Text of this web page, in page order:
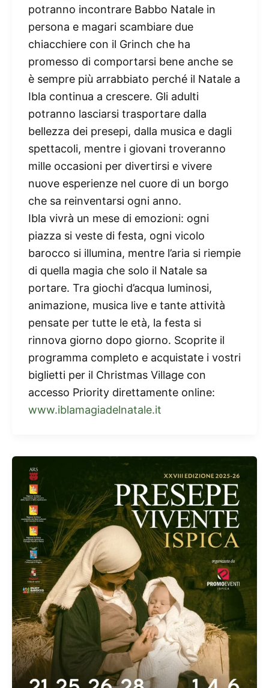
potranno incontrare Babbo Natale in
persona e magari scambiare due
chiacchiere con il Grinch che ha
promesso di comportarsi bene anche se
è sempre più arrabbiato perché il Natale a
Ibla continua a crescere. Gli adulti
potranno lasciarsi trasportare dalla
bellezza dei presepi, dalla musica e dagli
spettacoli, mentre i giovani troveranno
mille occasioni per divertirsi e vivere
nuove esperienze nel cuore di un borgo
che sa reinventarsi ogni anno.
Ibla vivrà un mese di emozioni: ogni
piazza si veste di festa, ogni vicolo
barocco si illumina, mentre l’aria si riempie
di quella magia che solo il Natale sa
portare. Tra giochi d’acqua luminosi,
animazione, musica live e tante attività
pensate per tutte le età, la festa si
rinnova giorno dopo giorno. Scoprite il
programma completo e acquistate i vostri
biglietti per il Christmas Village con
accesso Priority direttamente online:
www.iblamagiadelnatale.it